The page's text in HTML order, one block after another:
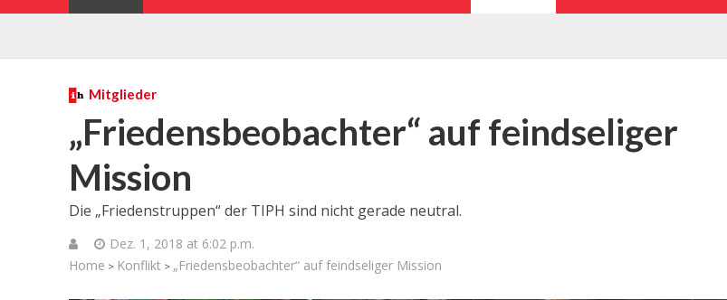
Mitglieder
„Friedensbeobachter“ auf feindseliger
Mission
Die „Friedenstruppen“ der TIPH sind nicht gerade neutral.
Dez. 1, 2018 at 6:02 p.m.
Home > Konflikt > „Friedensbeobachter“ auf feindseliger Mission